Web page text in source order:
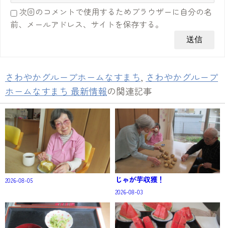
次回のコメントで使用するためブラウザーに自分の名
前、メールアドレス、サイトを保存する。
さわやかグループホームなすまち, さわやかグループ
ホームなすまち 最新情報の関連記事
2026-08-05 じゃが芋収獲！
2026-08-03